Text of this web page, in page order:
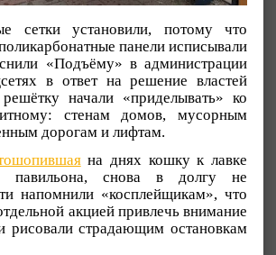
сетки установили, потому что
панели исписывали
«Подъёму» в администрации
в ответ на решение властей
начали «приделывать» ко
стенам домов, мусорным
дорогам и лифтам.
на днях кошку к лавке
павильона, снова в долгу не
напомнили «косплейщикам», что
акцией привлечь внимание
рисовали страдающим остановкам